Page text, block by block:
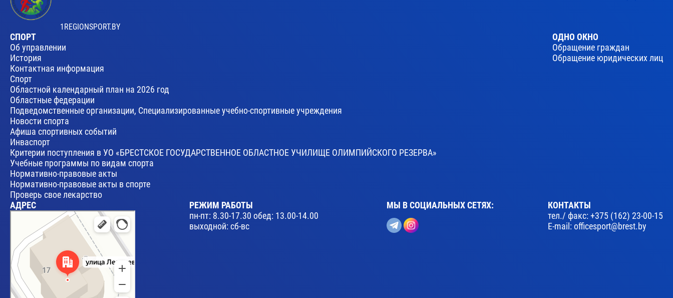
1REGIONSPORT.BY
СПОРТ
Об управлении
История
Контактная информация
Спорт
Областной календарный план на 2026 год
Областные федерации
Подведомственные организации, Специализированные учебно-спортивные учреждения
Новости спорта
Афиша спортивных событий
Инваспорт
Критерии поступления в УО «БРЕСТСКОЕ ГОСУДАРСТВЕННОЕ ОБЛАСТНОЕ УЧИЛИЩЕ ОЛИМПИЙСКОГО РЕЗЕРВА»
Учебные программы по видам спорта
Нормативно-правовые акты
Нормативно-правовые акты в спорте
Проверь свое лекарство
ОДНО ОКНО
Обращение граждан
Обращение юридических лиц
АДРЕС
Улица Леваневского, 17 — Яндекс Карты
РЕЖИМ РАБОТЫ
пн-пт: 8.30-17.30 обед: 13.00-14.00
выходной: сб-вс
МЫ В СОЦИАЛЬНЫХ СЕТЯХ:
КОНТАКТЫ
тел./ факс:+375 (162) 23-00-15
E-mail:officesport@brest.by